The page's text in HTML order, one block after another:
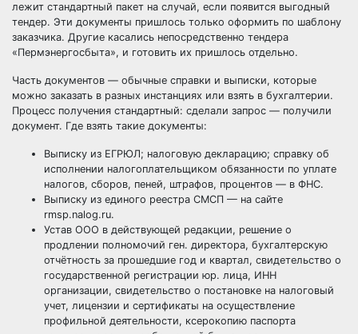
лежит стандартный пакет на случай, если появится выгодный
тендер. Эти документы пришлось только оформить по шаблону
заказчика. Другие касались непосредственно тендера
«Пермэнергосбыта», и готовить их пришлось отдельно.
Часть документов — обычные справки и выписки, которые
можно заказать в разных инстанциях или взять в бухгалтерии.
Процесс получения стандартный: сделали запрос — получили
документ. Где взять такие документы:
Выписку из ЕГРЮЛ; налоговую декларацию; справку об
исполнении налогоплательщиком обязанности по уплате
налогов, сборов, пеней, штрафов, процентов — в ФНС.
Выписку из единого реестра СМСП — на сайте
rmsp.nalog.ru.
Устав ООО в действующей редакции, решение о
продлении полномочий ген. директора, бухгалтерскую
отчётность за прошедшие год и квартал, свидетельство о
государственной регистрации юр. лица, ИНН
организации, свидетельство о постановке на налоговый
учет, лицензии и сертификаты на осуществление
профильной деятельности, ксерокопию паспорта